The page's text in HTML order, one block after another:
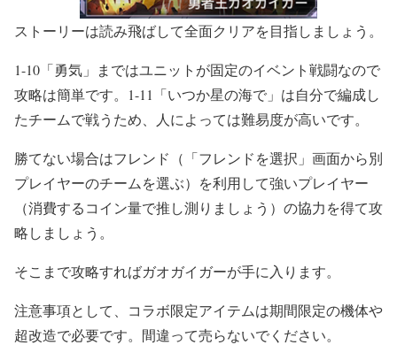
ストーリーは読み飛ばして全面クリアを目指しましょう。
1-10「勇気」まではユニットが固定のイベント戦闘なので
攻略は簡単です。1-11「いつか星の海で」は自分で編成し
たチームで戦うため、人によっては難易度が高いです。
勝てない場合はフレンド（「フレンドを選択」画面から別
プレイヤーのチームを選ぶ）を利用して強いプレイヤー
（消費するコイン量で推し測りましょう）の協力を得て攻
略しましょう。
そこまで攻略すればガオガイガーが手に入ります。
注意事項として、コラボ限定アイテムは期間限定の機体や
超改造で必要です。間違って売らないでください。